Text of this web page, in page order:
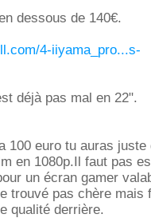
dessous de 140€.
4-iiyama_pro...s-
déjà pas mal en 22".
100 euro tu auras juste
en 1080p.Il faut pas
un écran gamer
trouvé pas chère mais
qualité derrière.